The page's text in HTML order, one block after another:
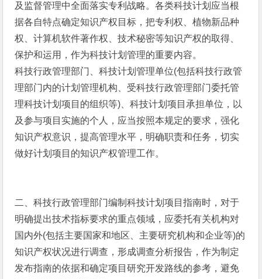
及监督管理中全面落实专利战略。各类科技计划应当根
据各自特点确定知识产权目标，把专利权、植物新品种
权、计算机软件著作权、技术秘密等知识产权的取得、
保护和运用，作为科技计划管理的重要内容。
科技行政管理部门、科技计划管理单位(包括科技行政管
理部门内的计划管理机构、受科技行政管理部门委托管
理科技计划项目的组织等)、科技计划项目承担单位，以
及参与项目实施的个人，应当按照本规定的要求，强化
知识产权意识，提高管理水平，明确职责和任务，切实
做好计划项目的知识产权管理工作。
二、科技行政管理部门编制科技计划项目指南时，对于
明确提出技术指标要求的重点领域，应委托有关机构对
国内外(包括主要国家和地区、主要研究机构和企业等)的
知识产权状况进行调查，形成调查分析报告，作为制定
发布指南的依据和确定项目研究开发路线的参考，避免